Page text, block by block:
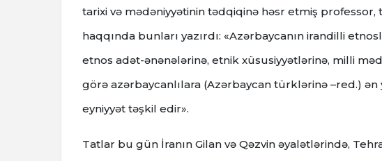
tarixi və mədəniyyətinin tədqiqinə həsr etmiş
haqqında bunları yazırdı: «Azərbaycanın irandilli
etnos adət-ənənələrinə, etnik xüsusiyyətlərinə, milli
görə azərbaycanlılara (Azərbaycan türklərinə –red.)
eyniyyət təşkil edir».
Tatlar bu gün İranın Gilan və Qəzvin əyalətlərində,